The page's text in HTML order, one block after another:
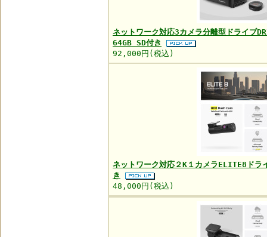
ネットワーク対応3カメラ分離型ドライブ
64GB SD付き
92,000円(税込)
ネットワーク対応２K１カメラELITE8ドラ
き
48,000円(税込)